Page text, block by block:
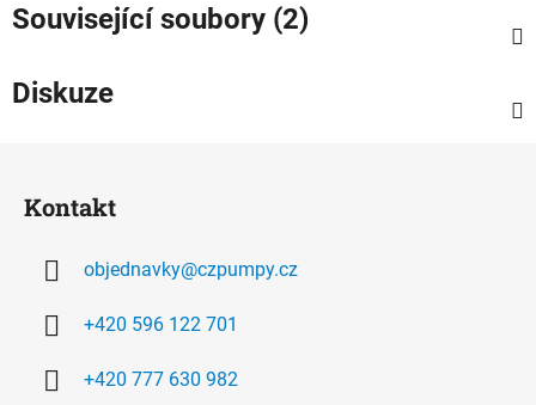
Související soubory (2)
Diskuze
Kontakt
objednavky@czpumpy.cz
+420 596 122 701
+420 777 630 982